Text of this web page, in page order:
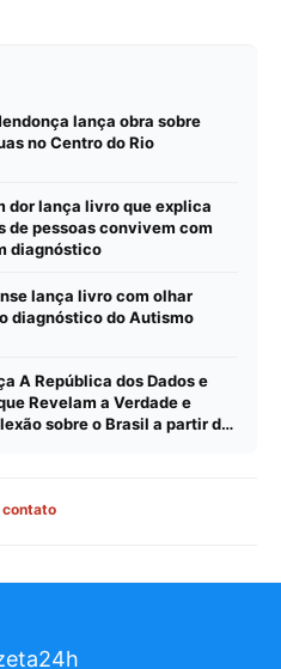
lança obra sobre
no Centro do Rio
dor lança livro que explica
de pessoas convivem com
diagnóstico
lança livro com olhar
diagnóstico do Autismo
A República dos Dados e
Revelam a Verdade e
sobre o Brasil a partir de
contato